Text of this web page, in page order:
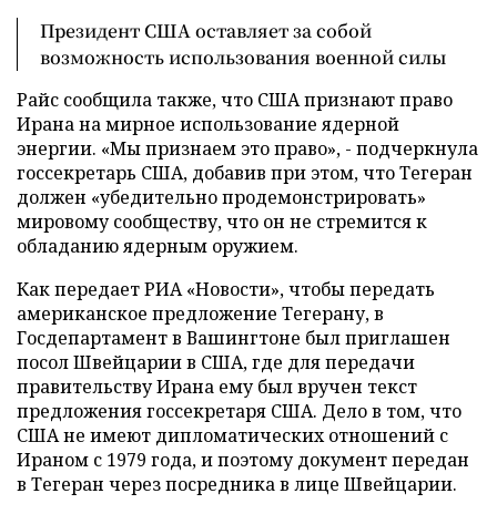
Президент США оставляет за собой
возможность использования военной силы
Райс сообщила также, что США признают право
Ирана на мирное использование ядерной
энергии. «Мы признаем это право», - подчеркнула
госсекретарь США, добавив при этом, что Тегеран
должен «убедительно продемонстрировать»
мировому сообществу, что он не стремится к
обладанию ядерным оружием.
Как передает РИА «Новости», чтобы передать
американское предложение Тегерану, в
Госдепартамент в Вашингтоне был приглашен
посол Швейцарии в США, где для передачи
правительству Ирана ему был вручен текст
предложения госсекретаря США. Дело в том, что
США не имеют дипломатических отношений с
Ираном с 1979 года, и поэтому документ передан
в Тегеран через посредника в лице Швейцарии.